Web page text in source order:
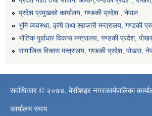
प्रदेश प्रमुखको कार्यालय, गण्डकी प्रदेश , नेपाल
भुमि व्यवस्था, कृषि तथा सहकारी मन्त्रालय, गण्डकी
भौतिक पूर्वाधार विकास मन्त्रालय, गण्डकी प्रदेश,
सामाजिक विकास मन्त्रालय, गण्डकी प्रदेश, पोखरा,
सर्वाधिकार © २०७४. बेसीशहर नगरकार्यपालिका
कार्यालय समय